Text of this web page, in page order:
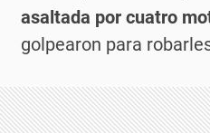
asaltada por cuatro
golpearon para